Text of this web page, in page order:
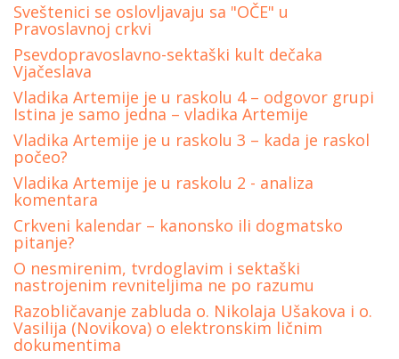
Sveštenici se oslovljavaju sa "OČE" u
Pravoslavnoj crkvi
Psevdopravoslavno-sektaški kult dečaka
Vjačeslava
Vladika Artemije je u raskolu 4 – odgovor grupi
Istina je samo jedna – vladika Artemije
Vladika Artemije je u raskolu 3 – kada je raskol
počeo?
Vladika Аrtemije je u raskolu 2 - analiza
komentara
Crkveni kalendar – kanonsko ili dogmatsko
pitanje?
O nesmirenim, tvrdoglavim i sektaški
nastrojenim revniteljima ne po razumu
Razobličavanje zabluda o. Nikolaja Ušakova i o.
Vasilija (Novikova) o elektronskim ličnim
dokumentima